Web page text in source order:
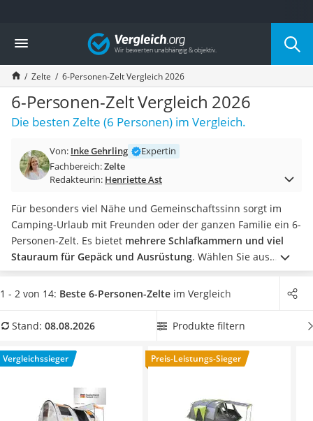
Die beliebtesten Vergleiche nach Kategorie
Freizeit & Sport
Gartentrampolin
Trampolin
Metalldetektor
Eufab-Fahrradträger
Trampolin 366 cm
Aluminium-Koffer
Futterboot
E-Bike-Dreirad
Trekkingschuhe Herren
Reisetasche mit Rollen
Klimmzugstation
Koffer
Nachtsichtgerät
Handgepäck-Koffer
Wanderschuhe Herren
Sicherheitsweste Reiten
Vergleich
Zelte 6-Personen-Zelt Vergleich 2026
6-Personen-Zelt Vergleich 2026
Die besten Zelte (6 Personen) im Vergleich.
Von: Inke Gehrling
Expertin
Fachbereich:Zelte
Redakteurin: Henriette Ast
Für besonders viel Nähe und Gemeinschaftssinn sorgt im
Camping-Urlaub mit Freunden oder der ganzen Familie ein 6-
Personen-Zelt. Es bietet mehrere Schlafkammern und viel
Stauraum für Gepäck und Ausrüstung. Wählen Sie aus
unserer Test-bzw. Vergleichstabelle ein besonders stabiles
Kuppelzelt oder ein extra-geräumiges Tunnelzelt. Um bei
erleben, sollten Sie außerdem auf die Wasserdichtigkeit
mm/cm² hält sogar starkem Niederschlag stand. Überzeugt
hat uns hier im August 2026 besonders das Modell
Tunnelzelt Gotland
*
1 - 2 von 14: Beste 6-Personen-Zelte im Vergleich
Stand: 08.08.2026 Produkte filtern
Vergleichssieger Preis-Leistungs-Sieger